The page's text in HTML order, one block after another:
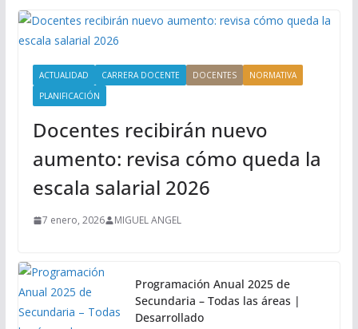
ACTUALIDAD CARRERA DOCENTE DOCENTES
NORMATIVA
PLANIFICACIÓN
Docentes recibirán nuevo
aumento: revisa cómo queda la
escala salarial 2026
7 enero, 2026 MIGUEL ANGEL
Programación Anual 2025 de
Secundaria – Todas las áreas |
Desarrollado